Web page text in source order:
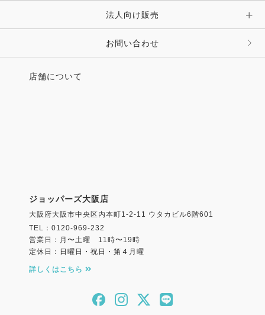
その他 ファッション雑貨法人向け販売
お問い合わせ
店舗について
ジョッパーズ大阪店
大阪府大阪市中央区内本町1-2-11 ウタカビル6階601
TEL：0120-969-232
営業日：月〜土曜 11時〜19時
定休日：日曜日・祝日・第４月曜
詳しくはこちら